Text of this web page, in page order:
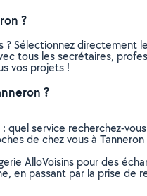
?
? Sélectionnez
tous les secrétaires,
vos projets !
?
service recherchez-
de chez vous à
AlloVoisins pour des
en passant par la prise de